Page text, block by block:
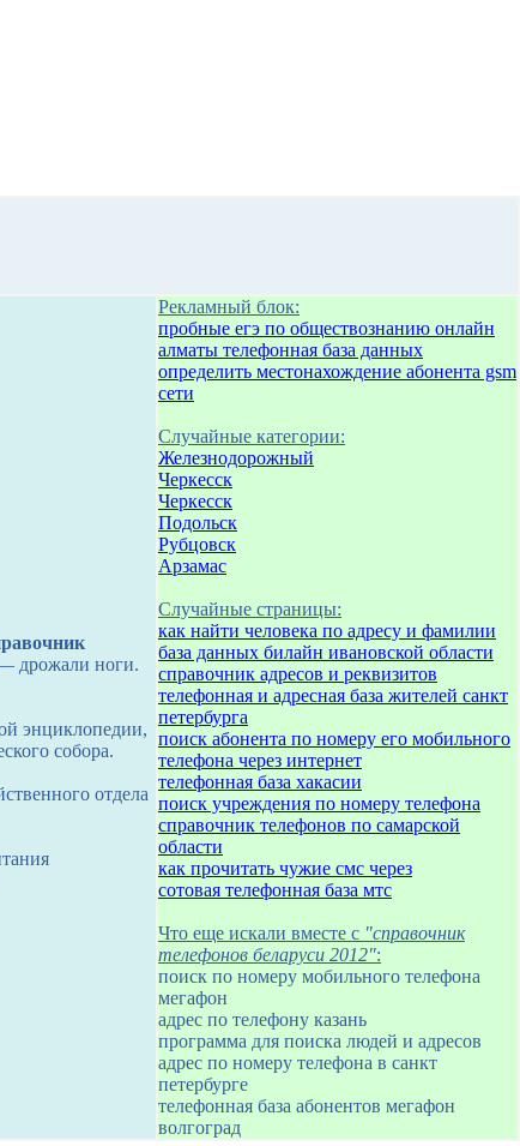
— дрожали ноги.
энциклопедии,
собора.
отдела
Рекламный блок:
пробные егэ по обществознанию онлайн
алматы телефонная база данных
определить местонахождение абонента gsm
сети
Случайные категории:
Железнодорожный
Черкесск
Черкесск
Подольск
Рубцовск
Арзамас
Случайные страницы:
как найти человека по адресу и фамилии
база данных билайн ивановской области
справочник адресов и реквизитов
телефонная и адресная база жителей санкт
петербурга
поиск абонента по номеру его мобильного
телефона через интернет
телефонная база хакасии
поиск учреждения по номеру телефона
справочник телефонов по самарской
области
как прочитать чужие смс через
сотовая телефонная база мтс
Что еще искали вместе с "справочник
телефонов беларуси 2012":
поиск по номеру мобильного телефона
мегафон
адрес по телефону казань
программа для поиска людей и адресов
адрес по номеру телефона в санкт
петербурге
телефонная база абонентов мегафон
волгоград